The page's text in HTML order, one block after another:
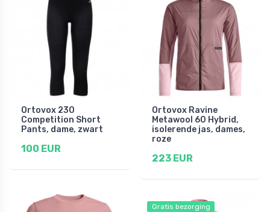
Ortovox 230
Competition Short
Pants, dame, zwart
100 EUR
Ortovox Ravine
Metawool 60 Hybrid,
isolerende jas, dames,
roze
223 EUR
Gratis bezorging